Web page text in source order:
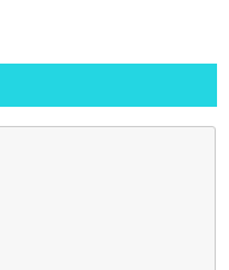
して利益を積上げて行
。
円の大損分を取り戻す
投資資金を500万円
ｲｻﾞｰ･ｿｰｼｬﾙﾚﾝﾃﾞｨﾝｸﾞ･暴